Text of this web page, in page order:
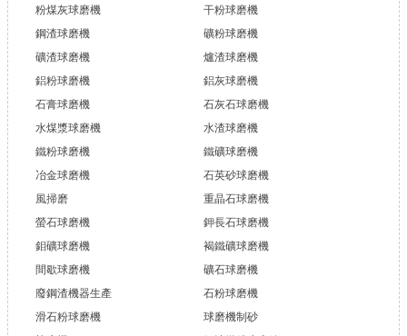
粉煤灰球磨機
干粉球磨機
鋼渣球磨機
礦粉球磨機
礦渣球磨機
爐渣球磨機
鋁粉球磨機
鋁灰球磨機
石膏球磨機
石灰石球磨機
水煤漿球磨機
水渣球磨機
鐵粉球磨機
鐵礦球磨機
冶金球磨機
石英砂球磨機
風掃磨
重晶石球磨機
螢石球磨機
鉀長石球磨機
鉬礦球磨機
褐鐵礦球磨機
間歇球磨機
礦石球磨機
廢鋼渣機器生產
石粉球磨機
滑石粉球磨機
球磨機制砂